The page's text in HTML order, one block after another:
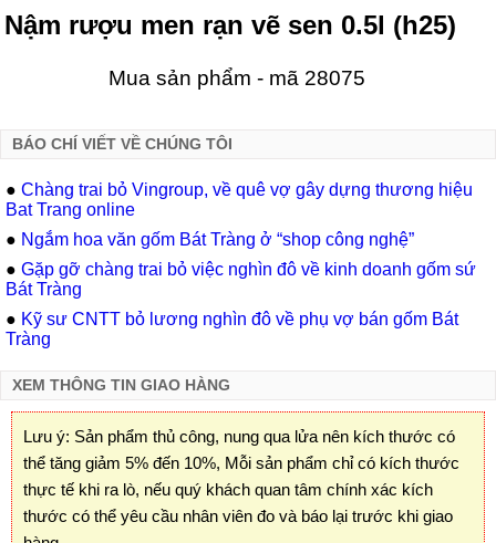
Nậm rượu men rạn vẽ sen 0.5l (h25)
Mua sản phẩm - mã 28075
BÁO CHÍ VIẾT VỀ CHÚNG TÔI
● Chàng trai bỏ Vingroup, về quê vợ gây dựng thương hiệu
Bat Trang online
● Ngắm hoa văn gốm Bát Tràng ở “shop công nghệ”
● Gặp gỡ chàng trai bỏ việc nghìn đô về kinh doanh gốm sứ
Bát Tràng
● Kỹ sư CNTT bỏ lương nghìn đô về phụ vợ bán gốm Bát
Tràng
XEM THÔNG TIN GIAO HÀNG
Lưu ý: Sản phẩm thủ công, nung qua lửa nên kích thước có
thể tăng giảm 5% đến 10%, Mỗi sản phẩm chỉ có kích thước
thực tế khi ra lò, nếu quý khách quan tâm chính xác kích
thước có thể yêu cầu nhân viên đo và báo lại trước khi giao